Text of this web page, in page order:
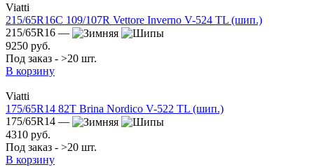
Viatti
215/65R16C 109/107R Vettore Inverno V-524 TL (шип.)
215/65R16 —
9250 руб.
Под заказ - >20 шт.
В корзину
Viatti
175/65R14 82T Brina Nordico V-522 TL (шип.)
175/65R14 —
4310 руб.
Под заказ - >20 шт.
В корзину